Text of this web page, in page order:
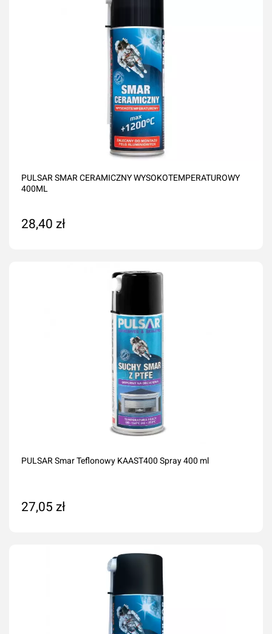
PULSAR SMAR CERAMICZNY WYSOKOTEMPERATUROWY
400ML
28,40 zł
PULSAR Smar Teflonowy KAAST400 Spray 400 ml
27,05 zł